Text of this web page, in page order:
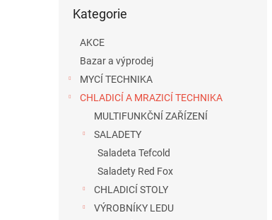
kategorie
Kategorie
AKCE
Bazar a výprodej
MYCÍ TECHNIKA
CHLADICÍ A MRAZICÍ TECHNIKA
MULTIFUNKČNÍ ZAŘÍZENÍ
SALADETY
Saladeta Tefcold
Saladety Red Fox
CHLADICÍ STOLY
VÝROBNÍKY LEDU